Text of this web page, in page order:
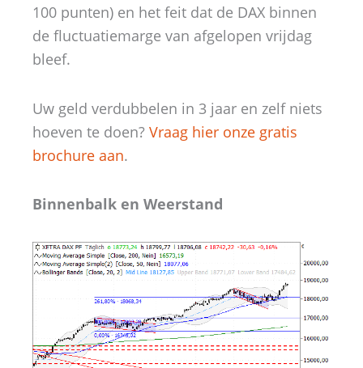
100 punten) en het feit dat de DAX binnen
de fluctuatiemarge van afgelopen vrijdag
bleef.
Uw geld verdubbelen in 3 jaar en zelf niets
hoeven te doen? Vraag hier onze gratis
brochure aan.
Binnenbalk en Weerstand